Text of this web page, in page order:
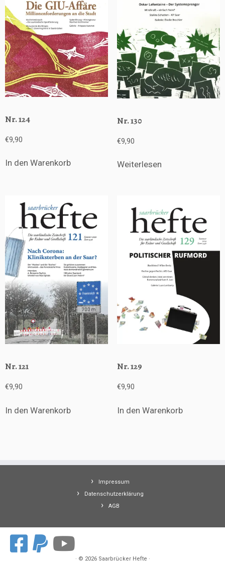
Nr. 124
€9,90
In den Warenkorb
Nr. 130
€9,90
Weiterlesen
Nr. 121
€9,90
In den Warenkorb
Nr. 129
€9,90
In den Warenkorb
Impressum
Datenschutzerklärung
AGB
· © 2026 Saarbrücker Hefte ·